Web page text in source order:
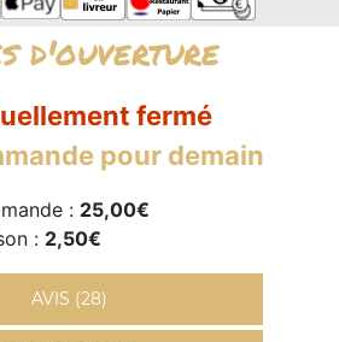
d'ouverture
fermé
pour demain
: 25,00€
: 2,50€
AVIS (28)